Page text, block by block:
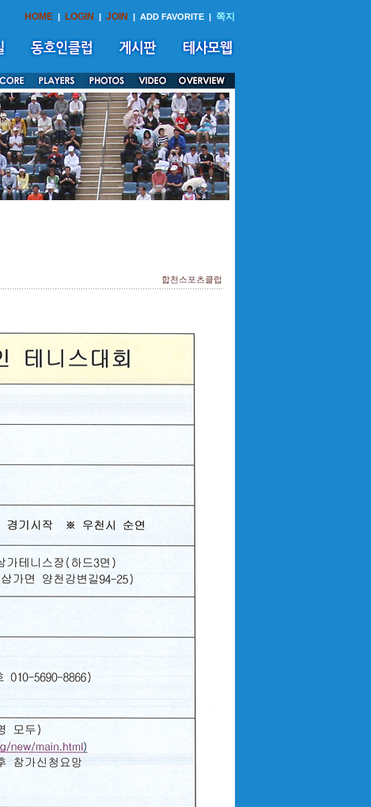
HOME | LOGIN | JOIN | ADD FAVORITE | 쪽지
합천스포츠클럽